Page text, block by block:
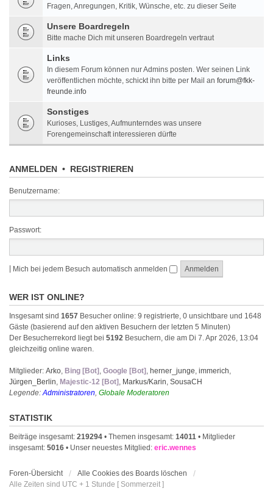
Fragen, Anregungen, Kritik, Wünsche, etc. zu dieser Seite
Unsere Boardregeln
Bitte mache Dich mit unseren Boardregeln vertraut
Links
In diesem Forum können nur Admins posten. Wer seinen Link
veröffentlichen möchte, schickt ihn bitte per Mail an forum@fkk-
freunde.info
Sonstiges
Kurioses, Lustiges, Aufmunterndes was unsere
Forengemeinschaft interessieren dürfte
ANMELDEN • REGISTRIEREN
Benutzername:
Passwort:
Mich bei jedem Besuch automatisch anmelden
WER IST ONLINE?
Insgesamt sind 1657 Besucher online: 9 registrierte, 0 unsichtbare und 1648
Gäste (basierend auf den aktiven Besuchern der letzten 5 Minuten)
Der Besucherrekord liegt bei 5192 Besuchern, die am Di 7. Apr 2026, 13:04
gleichzeitig online waren.
Mitglieder: Arko, Bing [Bot] , Google [Bot] , herner_junge, immerich,
Jürgen_Berlin, Majestic-12 [Bot] , Markus/Karin, SousaCH
Legende:Administratoren, Globale Moderatoren
STATISTIK
Beiträge insgesamt: 219294 • Themen insgesamt: 14011 • Mitglieder
insgesamt: 5016 • Unser neuestes Mitglied: eric.wennes
Foren-Übersicht
Alle Cookies des Boards löschen
Alle Zeiten sind UTC + 1 Stunde [ Sommerzeit ]